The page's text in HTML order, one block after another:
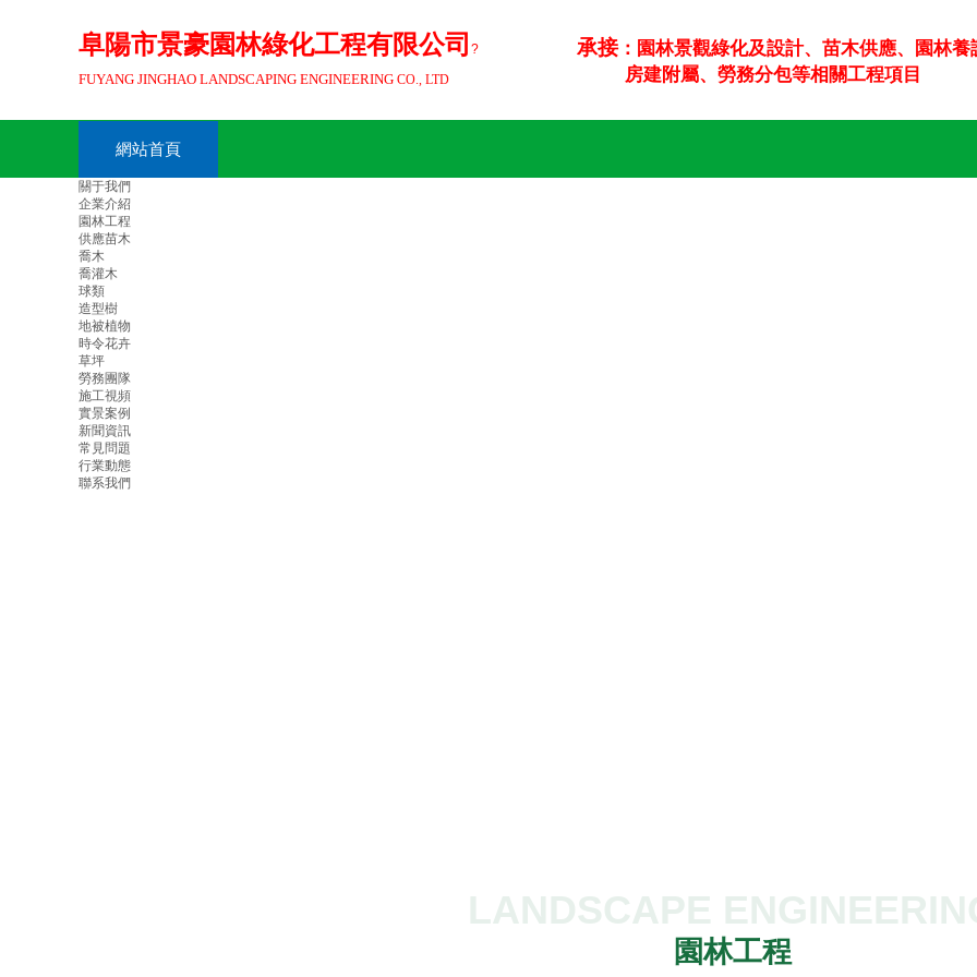
阜陽市景豪園林綠化工程有限公司 ? 承接：園林景觀綠化及設計、苗木供應、 園林養
房建附屬、 勞務分包等相關工程項目
FUYANG JINGHAO LANDSCAPING ENGINEERING CO., LTD
網站首頁
關于我們
企業介紹
園林工程
供應苗木
喬木
喬灌木
球類
造型樹
地被植物
時令花卉
草坪
勞務團隊
施工視頻
實景案例
新聞資訊
常見問題
行業動態
聯系我們
園林工程
LANDSCAPE